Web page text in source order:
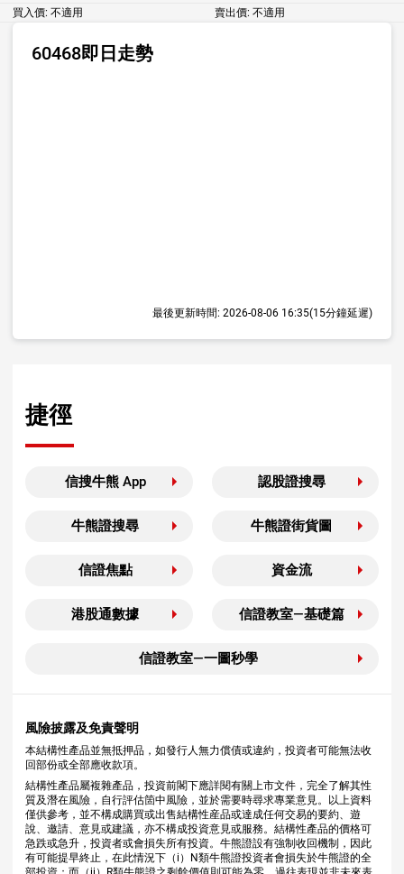
買入價: 不適用 賣出價: 不適用
60468即日走勢
最後更新時間: 2026-08-06 16:35(15分鐘延遲)
捷徑
信搜牛熊 App 認股證搜尋
牛熊證搜尋 牛熊證街貨圖
信證焦點 資金流
港股通數據 信證教室—基礎篇
信證教室—一圖秒學
風險披露及免責聲明
本結構性產品並無抵押品，如發行人無力償債或違約，投資者可能無法收
回部份或全部應收款項。
結構性產品屬複雜產品，投資前閣下應詳閱有關上市文件，完全了解其性
質及潛在風險，自行評估箇中風險，並於需要時尋求專業意見。以上資料
僅供參考，並不構成購買或出售結構性産品或達成任何交易的要約、遊
說、邀請、意見或建議，亦不構成投資意見或服務。結構性產品的價格可
急跌或急升，投資者或會損失所有投資。牛熊證設有強制收回機制，因此
有可能提早終止，在此情況下（i）N類牛熊證投資者會損失於牛熊證的全